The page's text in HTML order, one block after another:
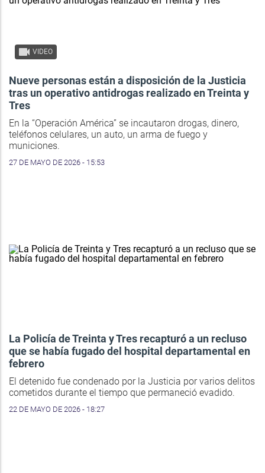
VIDEO
Nueve personas están a disposición de la Justicia
tras un operativo antidrogas realizado en Treinta y
Tres
En la “Operación América” se incautaron drogas, dinero,
teléfonos celulares, un auto, un arma de fuego y
municiones.
27 DE MAYO DE 2026 - 15:53
La Policía de Treinta y Tres recapturó a un recluso
que se había fugado del hospital departamental en
febrero
El detenido fue condenado por la Justicia por varios delitos
cometidos durante el tiempo que permaneció evadido.
22 DE MAYO DE 2026 - 18:27